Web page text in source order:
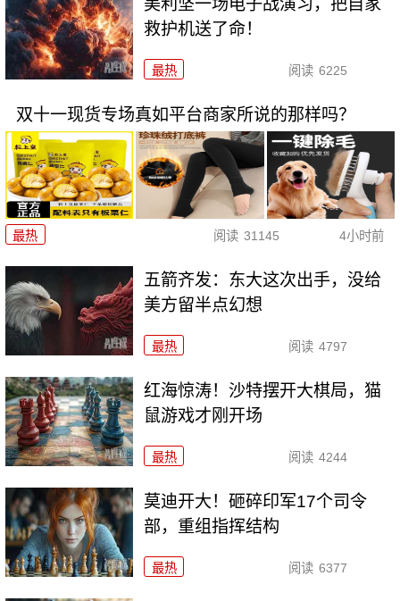
美利坚一场电子战演习，把自家
救护机送了命！
最热 阅读 6225
双十一现货专场真如平台商家所说的那样吗？
最热 阅读 31145 4小时前
五箭齐发：东大这次出手，没给
美方留半点幻想
最热 阅读 4797
红海惊涛！沙特摆开大棋局，猫
鼠游戏才刚开场
最热 阅读 4244
莫迪开大！砸碎印军17个司令
部，重组指挥结构
最热 阅读 6377